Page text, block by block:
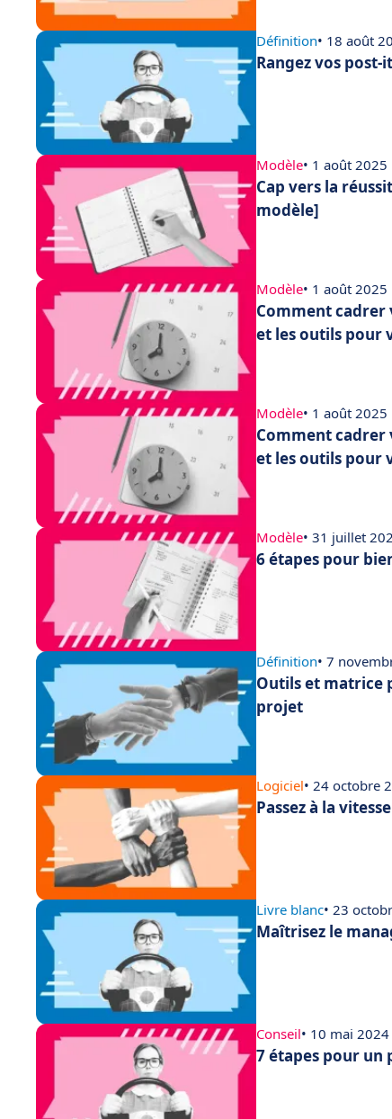
Définition• 18 août
Rangez vos
Modèle• 1 août 2025
Cap vers la
modèle]
Modèle• 1 août 2025
Comment cadrer
et les outils pour
Modèle• 1 août 2025
Comment cadrer
et les outils pour
Modèle• 31 juillet
6 étapes pour
Définition• 7
Outils et matrice
projet
Logiciel• 24 octobre
Passez à la
Livre blanc• 23
Maîtrisez le
Conseil• 10 mai 2024
7 étapes pour un